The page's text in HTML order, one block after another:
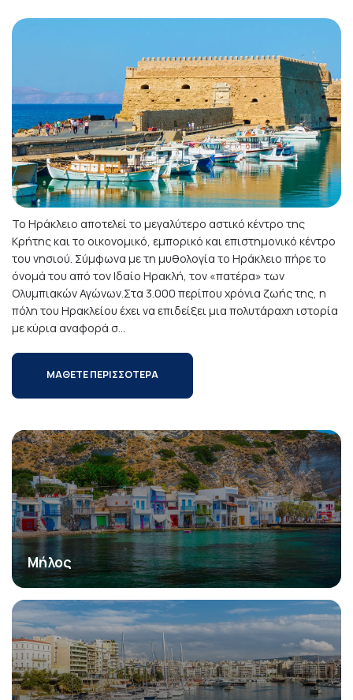
Το Ηράκλειο αποτελεί το μεγαλύτερο αστικό κέντρο της
Κρήτης και το οικονομικό, εμπορικό και επιστημονικό κέντρο
του νησιού. Σύμφωνα με τη μυθολογία το Ηράκλειο πήρε το
όνομά του από τον Ιδαίο Ηρακλή, τον «πατέρα» των
Ολυμπιακών Αγώνων.Στα 3.000 περίπου χρόνια ζωής της, η
πόλη του Ηρακλείου έχει να επιδείξει μια πολυτάραχη ιστορία
με κύρια αναφορά σ...
ΜΑΘΕΤΕ ΠΕΡΙΣΣΟΤΕΡΑ
Μήλος